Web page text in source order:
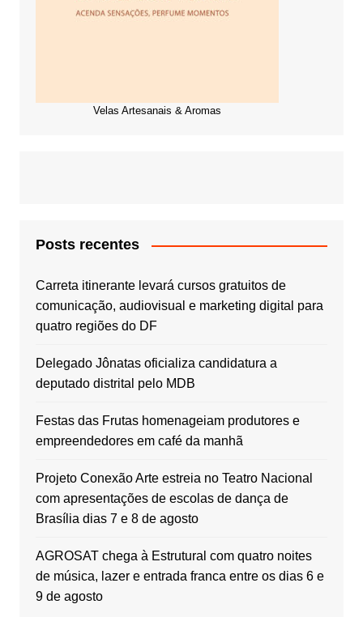
Velas Artesanais & Aromas
Posts recentes
Carreta itinerante levará cursos gratuitos de
comunicação, audiovisual e marketing digital para
quatro regiões do DF
Delegado Jônatas oficializa candidatura a
deputado distrital pelo MDB
Festas das Frutas homenageiam produtores e
empreendedores em café da manhã
Projeto Conexão Arte estreia no Teatro Nacional
com apresentações de escolas de dança de
Brasília dias 7 e 8 de agosto
AGROSAT chega à Estrutural com quatro noites
de música, lazer e entrada franca entre os dias 6 e
9 de agosto